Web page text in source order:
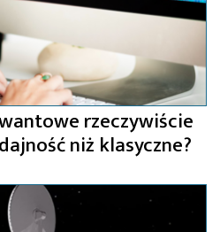
rzeczywiście
niż klasyczne?